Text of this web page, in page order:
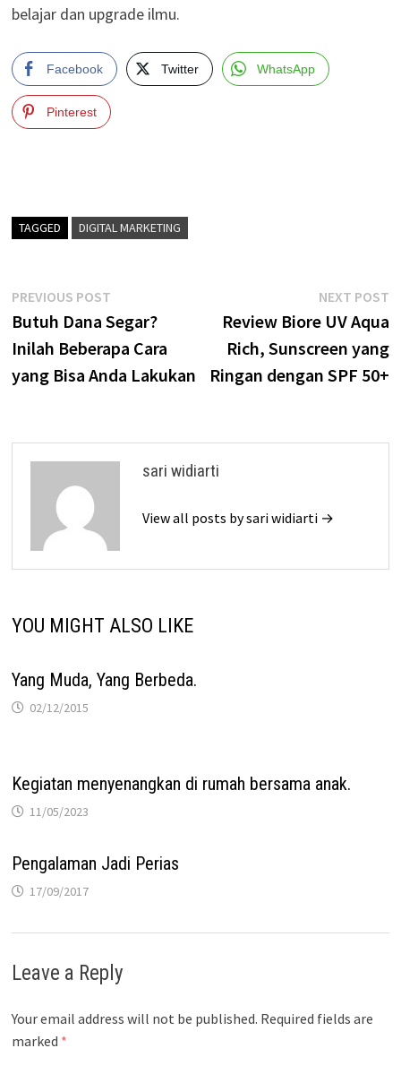
belajar dan upgrade ilmu.
Facebook Twitter WhatsApp
Pinterest
TAGGED DIGITAL MARKETING
Post
navigation
PREVIOUS POSTPrevious
post:
Butuh Dana Segar?
Inilah Beberapa Cara
yang Bisa Anda Lakukan
NEXT POST
Review Biore UV Aqua
Rich, Sunscreen yang
Ringan dengan SPF 50+
sari widiarti
View all posts by sari widiarti →
YOU MIGHT ALSO LIKE
Yang Muda, Yang Berbeda.
02/12/2015
Kegiatan menyenangkan di rumah bersama anak.
11/05/2023
Pengalaman Jadi Perias
17/09/2017
Leave a Reply
Your email address will not be published. Required fields are
marked *